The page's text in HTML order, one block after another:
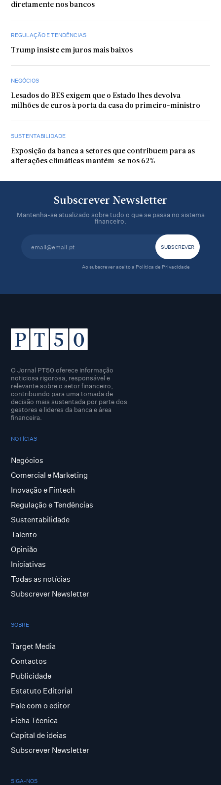
diretamente nos bancos
REGULAÇÃO E TENDÊNCIAS
Trump insiste em juros mais baixos
NEGÓCIOS
Lesados do BES exigem que o Estado lhes devolva
milhões de euros à porta da casa do primeiro-ministro
SUSTENTABILIDADE
Exposição da banca a setores que contribuem para as
alterações climáticas mantém-se nos 62%
Subscrever Newsletter
Mantenha-se atualizado sobre tudo o que se passa no sistema
financeiro.
Ao subscrever aceito a Política de Privacidade
O Jornal PT50 oferece informação
noticiosa rigorosa, responsável e
relevante sobre o setor financeiro,
contribuindo para uma tomada de
decisão mais sustentada por parte dos
gestores e lideres da banca e área
financeira.
NOTÍCIAS
Negócios
Comercial e Marketing
Inovação e Fintech
Regulação e Tendências
Sustentabilidade
Talento
Opinião
Iniciativas
Todas as notícias
Subscrever Newsletter
SOBRE
Target Media
Contactos
Publicidade
Estatuto Editorial
Fale com o editor
Ficha Técnica
Capital de ideias
Subscrever Newsletter
SIGA-NOS